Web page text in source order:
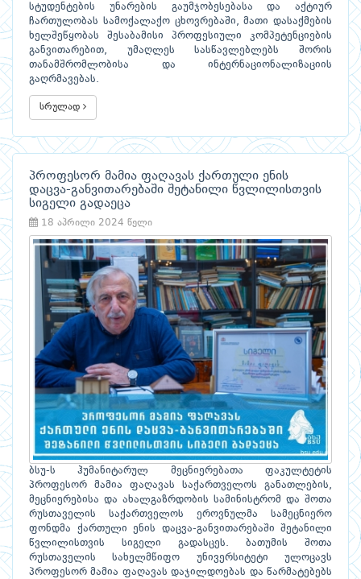
სტუდენტების უნარების გაუმჯობესებასა და აქტიურ
ჩართულობას სამოქალაქო ცხოვრებაში, მათი დასაქმების
ხელშეწყობას შესაბამისი პროფესიული კომპეტენციების
განვითარებით, უმაღლეს სასწავლებლებს შორის
თანამშრომლობისა და ინტერნაციონალიზაციის
გაღრმავებას.
სრულად
პროფესორ მამია ფაღავას ქართული ენის
დაცვა-განვითარებაში შეტანილი წვლილისთვის
სიგელი გადაეცა
18 აპრილი 2024 წელი
ბსუ-ს ჰუმანიტარულ მეცნიერებათა ფაკულტეტის
პროფესორ მამია ფაღავას საქართველოს განათლების,
მეცნიერებისა და ახალგაზრდობის სამინისტრომ და შოთა
რუსთაველის საქართველოს ეროვნულმა სამეცნიერო
ფონდმა ქართული ენის დაცვა-განვითარებაში შეტანილი
წვლილისთვის სიგელი გადასცეს. ბათუმის შოთა
რუსთაველის სახელმწიფო უნივერსიტეტი ულოცავს
პროფესორ მამია ფაღავას დაჯილდოებას და წარმატებებს